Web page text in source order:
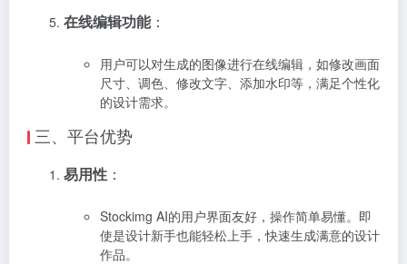
在线编辑功能：
用户可以对生成的图像进行在线编辑，如修改画面
尺寸、调色、修改文字、添加水印等，满足个性化
的设计需求。
三、平台优势
易用性 ：
Stockimg AI的用户界面友好，操作简单易懂。即
使是设计新手也能轻松上手，快速生成满意的设计
作品。